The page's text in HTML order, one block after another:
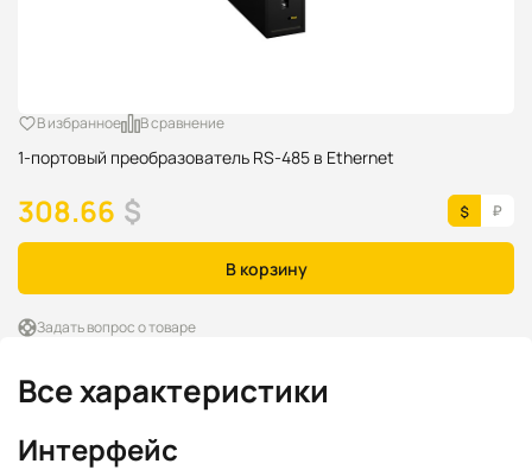
1-портовый преобразователь RS-485 в Ethernet
В избранное В сравнение
308.66 $
В корзину
Задать вопрос о товаре
Все характеристики
Интерфейс